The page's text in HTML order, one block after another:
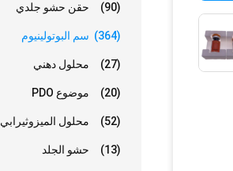
حقن حشو جلدي (90)
سم البوتولينيوم (364)
محلول دهني (27)
موضوع PDO (20)
محلول الميزوثيرابي (52)
حشو الجلد (13)